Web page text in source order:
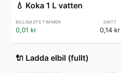
💧 Koka 1 L vatten
0,01 kr 0,14 kr
🔌 Ladda elbil (fullt)